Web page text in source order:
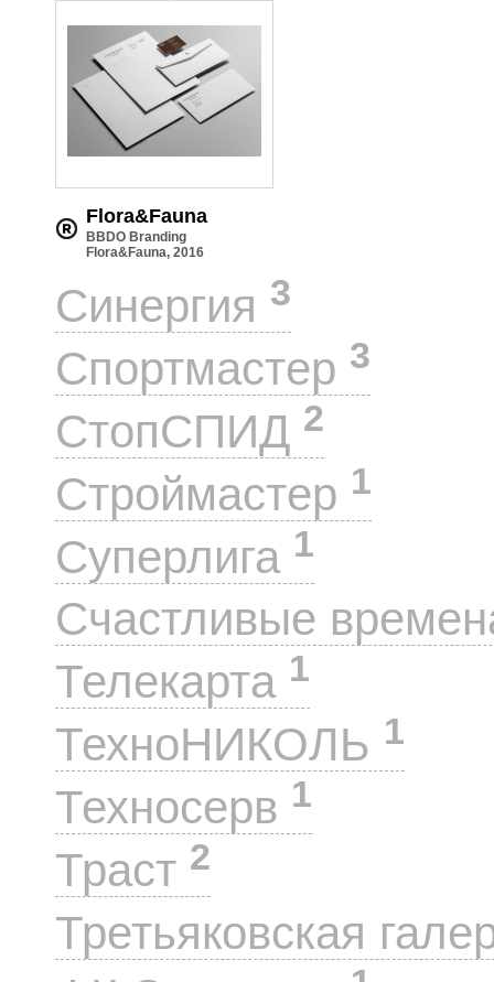
Flora&Fauna
BBDO Branding
Flora&Fauna, 2016
Синергия 3
Спортмастер 3
СтопСПИД 2
Строймастер 1
Суперлига 1
Счастливые
Телекарта 1
ТехноНИКОЛЬ 1
Техносерв 1
Траст 2
Третьяковская